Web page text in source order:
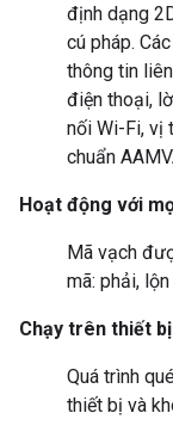
định dạng
cú pháp.
thông tin
điện thoại,
nối Wi-Fi, vị
chuẩn
Hoạt động với
Mã vạch
mã: phải,
Chạy trên thiết bị
Quá trình
thiết bị và